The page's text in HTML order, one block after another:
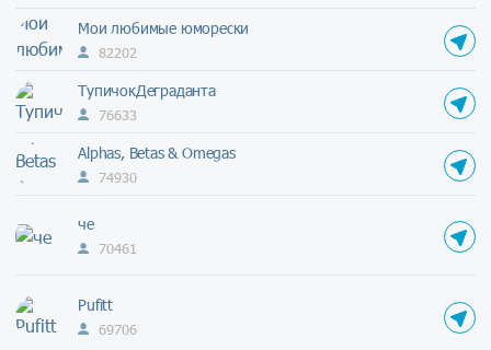
Мои любимые юморески
82202
ТупичокДеграданта
76633
Alphas, Betas & Omegas
74930
че
70461
Pufitt
69706